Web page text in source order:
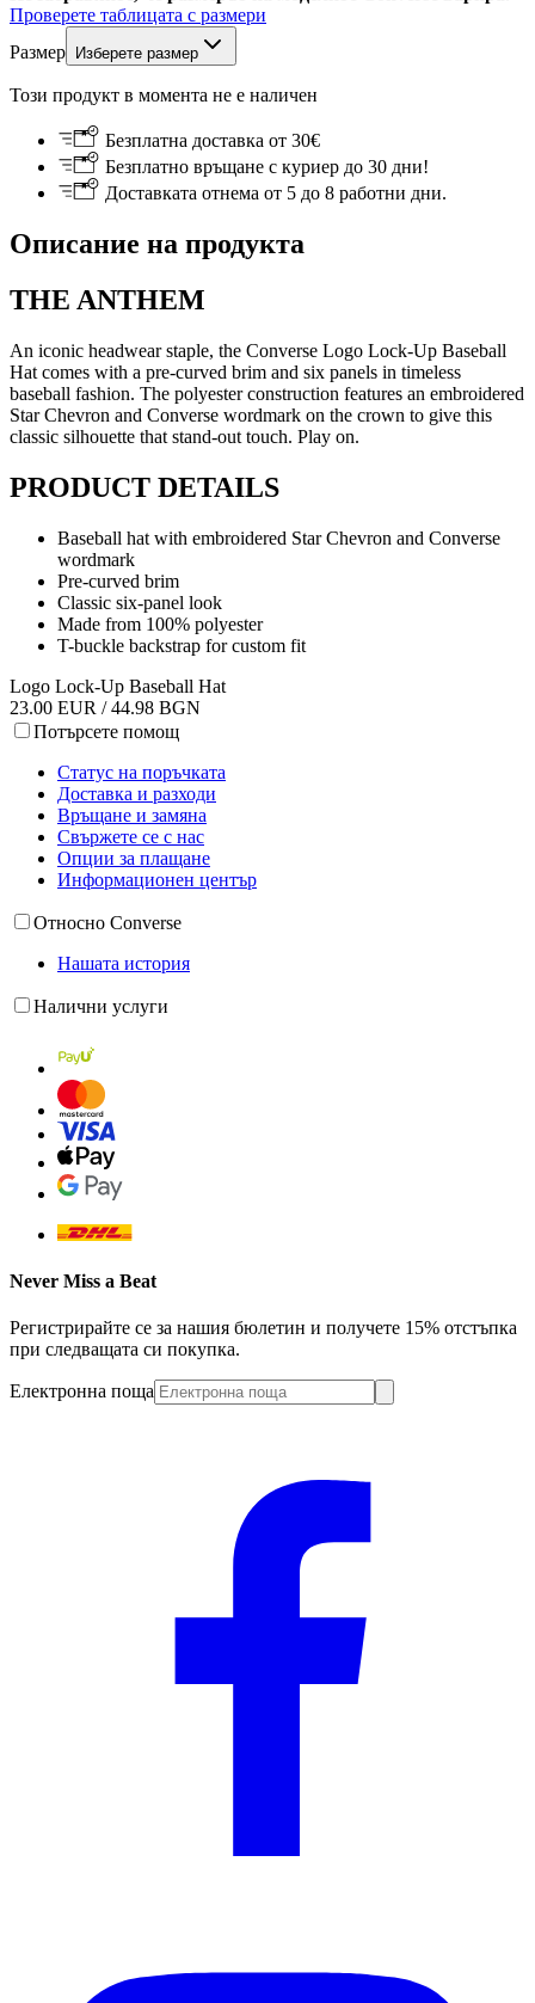
Проверете таблицата с размери
Размер
Изберете размер
Този продукт в момента не е наличен
Безплатна доставка от 30€
Безплатно връщане с куриер до 30 дни!
Доставката отнема от 5 до 8 работни дни.
Описание на продукта
THE ANTHEM
An iconic headwear staple, the Converse Logo Lock-Up Baseball
Hat comes with a pre-curved brim and six panels in timeless
baseball fashion. The polyester construction features an embroidered
Star Chevron and Converse wordmark on the crown to give this
classic silhouette that stand-out touch. Play on.
PRODUCT DETAILS
Baseball hat with embroidered Star Chevron and Converse
wordmark
Pre-curved brim
Classic six-panel look
Made from 100% polyester
T-buckle backstrap for custom fit
Logo Lock-Up Baseball Hat
23.00 EUR / 44.98 BGN
Потърсете помощ
Статус на поръчката
Доставка и разходи
Връщане и замяна
Свържете се с нас
Опции за плащане
Информационен център
Относно Converse
Нашата история
Налични услуги
Never Miss a Beat
Регистрирайте се за нашия бюлетин и получете 15% отстъпка
при следващата си покупка.
Електронна поща